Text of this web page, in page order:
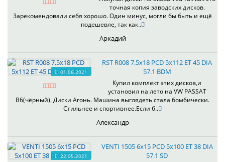
точная копия заводских дисков.
Зарекомендовали себя хорошо. Один минус, могли бы быть и ещё
подешевле, так как..
Аркадий
01.06.2021
RST R008 7.5x18 PCD 5x112 ET 45 DIA
57.1 BDM
Купил комплект этих дисков,и
установил на лето на VW PASSAT
B6(чёрный). Диски Агонь. Машина выглядеть стала бомбически.
Стильнее и спортивнее.Если б..
Александр
22.05.2021
VENTI 1505 6x15 PCD 5x100 ET 38 DIA
57.1 SD